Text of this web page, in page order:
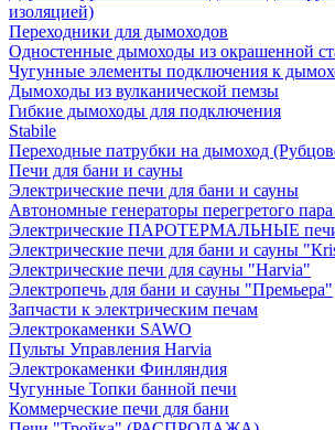
изоляцией)
Переходники для дымоходов
Одностенные дымоходы из окрашенной
Чугунные элементы подключения к
Дымоходы из вулканической пемзы
Гибкие дымоходы для подключения
Stabile
Переходные патрубки на дымоход
Печи для бани и сауны
Электрические печи для бани и сауны
Автономные генераторы перегретого
Электрические ПАРОТЕРМАЛЬНЫЕ печи
Электрические печи для бани и сауны
Электрические печи для сауны "Harvia"
Электропечь для бани и сауны "Премьера"
Запчасти к электрическим печам
Электрокаменки SAWO
Пульты Управления Harvia
Электрокаменки Финляндия
Чугунные Топки банной печи
Коммерческие печи для бани